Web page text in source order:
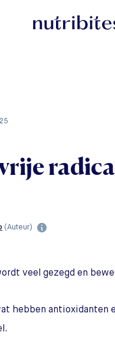
(Auteur)
veel gezegd en
hebben antioxidanten